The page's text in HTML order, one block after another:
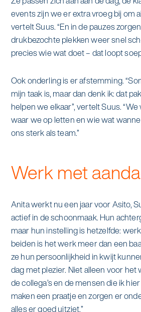
events zijn we er extra vroeg bij om
vertelt Suus. “En in de pauzes
drukbezochte plekken weer snel
precies wie wat doet – dat loopt
Ook onderling is er afstemming.
mijn taak is, maar dan denk ik: dat
helpen we elkaar”, vertelt Suus.
waar we op letten en wie wat
ons sterk als team.”
Werk met
Anita werkt nu een jaar voor Asito,
actief in de schoonmaak. Hun
maar hun instelling is hetzelfde:
beiden is het werk meer dan een
ze hun persoonlijkheid in kwijt
dag met plezier. Niet alleen voor het
de collega’s en de mensen die ik
maken een praatje en zorgen er
alles er goed uitziet.”